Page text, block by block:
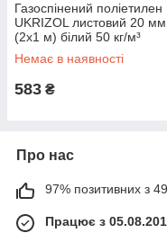
Газоспінений поліетилен
UKRIZOL листовий 20 мм
(2х1 м) білий 50 кг/м³
Немає в наявності
583 ₴
Про нас
97% позитивних з
Працює з